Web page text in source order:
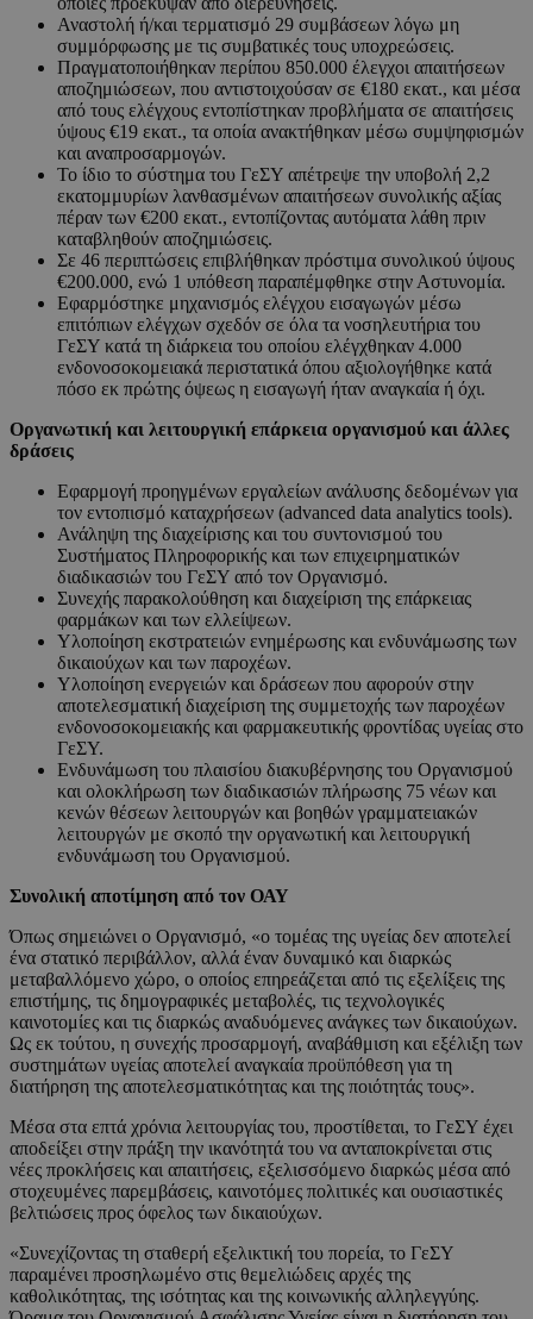
Αναστολή ή/και τερματισμό 29 συμβάσεων λόγω μη
συμμόρφωσης με τις συμβατικές τους υποχρεώσεις.
Πραγματοποιήθηκαν περίπου 850.000 έλεγχοι απαιτήσεων
αποζημιώσεων, που αντιστοιχούσαν σε €180 εκατ., και μέσα
από τους ελέγχους εντοπίστηκαν προβλήματα σε απαιτήσεις
ύψους €19 εκατ., τα οποία ανακτήθηκαν μέσω συμψηφισμών
και αναπροσαρμογών.
Το ίδιο το σύστημα του ΓεΣΥ απέτρεψε την υποβολή 2,2
εκατομμυρίων λανθασμένων απαιτήσεων συνολικής αξίας
πέραν των €200 εκατ., εντοπίζοντας αυτόματα λάθη πριν
καταβληθούν αποζημιώσεις.
Σε 46 περιπτώσεις επιβλήθηκαν πρόστιμα συνολικού ύψους
€200.000, ενώ 1 υπόθεση παραπέμφθηκε στην Αστυνομία.
Εφαρμόστηκε μηχανισμός ελέγχου εισαγωγών μέσω
επιτόπιων ελέγχων σχεδόν σε όλα τα νοσηλευτήρια του
ΓεΣΥ κατά τη διάρκεια του οποίου ελέγχθηκαν 4.000
ενδονοσοκομειακά περιστατικά όπου αξιολογήθηκε κατά
πόσο εκ πρώτης όψεως η εισαγωγή ήταν αναγκαία ή όχι.
Οργανωτική και λειτουργική επάρκεια οργανισμού και άλλες
δράσεις
Εφαρμογή προηγμένων εργαλείων ανάλυσης δεδομένων για
τον εντοπισμό καταχρήσεων (advanced data analytics tools).
Ανάληψη της διαχείρισης και του συντονισμού του
Συστήματος Πληροφορικής και των επιχειρηματικών
διαδικασιών του ΓεΣΥ από τον Οργανισμό.
Συνεχής παρακολούθηση και διαχείριση της επάρκειας
φαρμάκων και των ελλείψεων.
Υλοποίηση εκστρατειών ενημέρωσης και ενδυνάμωσης των
δικαιούχων και των παροχέων.
Υλοποίηση ενεργειών και δράσεων που αφορούν στην
αποτελεσματική διαχείριση της συμμετοχής των παροχέων
ενδονοσοκομειακής και φαρμακευτικής φροντίδας υγείας στο
ΓεΣΥ.
Ενδυνάμωση του πλαισίου διακυβέρνησης του Οργανισμού
και ολοκλήρωση των διαδικασιών πλήρωσης 75 νέων και
κενών θέσεων λειτουργών και βοηθών γραμματειακών
λειτουργών με σκοπό την οργανωτική και λειτουργική
ενδυνάμωση του Οργανισμού.
Συνολική αποτίμηση από τον ΟΑΥ
Όπως σημειώνει ο Οργανισμό, «ο τομέας της υγείας δεν αποτελεί
ένα στατικό περιβάλλον, αλλά έναν δυναμικό και διαρκώς
μεταβαλλόμενο χώρο, ο οποίος επηρεάζεται από τις εξελίξεις της
επιστήμης, τις δημογραφικές μεταβολές, τις τεχνολογικές
καινοτομίες και τις διαρκώς αναδυόμενες ανάγκες των δικαιούχων.
Ως εκ τούτου, η συνεχής προσαρμογή, αναβάθμιση και εξέλιξη των
συστημάτων υγείας αποτελεί αναγκαία προϋπόθεση για τη
διατήρηση της αποτελεσματικότητας και της ποιότητάς τους».
Μέσα στα επτά χρόνια λειτουργίας του, προστίθεται, το ΓεΣΥ έχει
αποδείξει στην πράξη την ικανότητά του να ανταποκρίνεται στις
νέες προκλήσεις και απαιτήσεις, εξελισσόμενο διαρκώς μέσα από
στοχευμένες παρεμβάσεις, καινοτόμες πολιτικές και ουσιαστικές
βελτιώσεις προς όφελος των δικαιούχων.
«Συνεχίζοντας τη σταθερή εξελικτική του πορεία, το ΓεΣΥ
παραμένει προσηλωμένο στις θεμελιώδεις αρχές της
καθολικότητας, της ισότητας και της κοινωνικής αλληλεγγύης.